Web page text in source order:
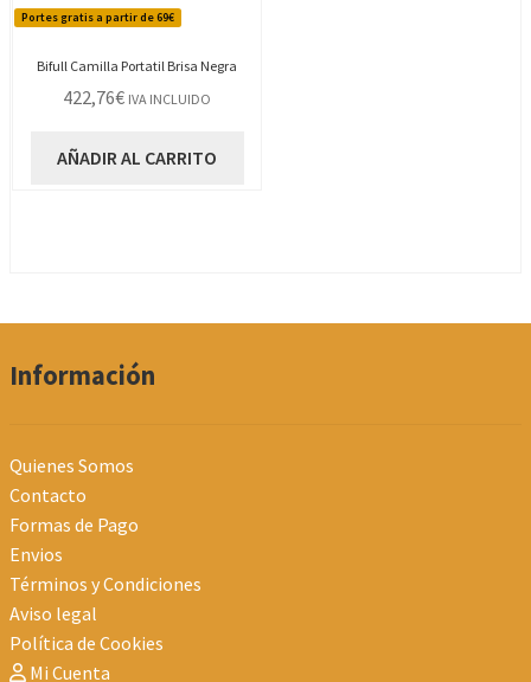
Portes gratis a partir de 69€
Bifull Camilla Portatil Brisa Negra
422,76€ IVA INCLUIDO
AÑADIR AL CARRITO
Información
Quienes Somos
Contacto
Formas de Pago
Envios
Términos y Condiciones
Aviso legal
Política de Cookies
Mi Cuenta